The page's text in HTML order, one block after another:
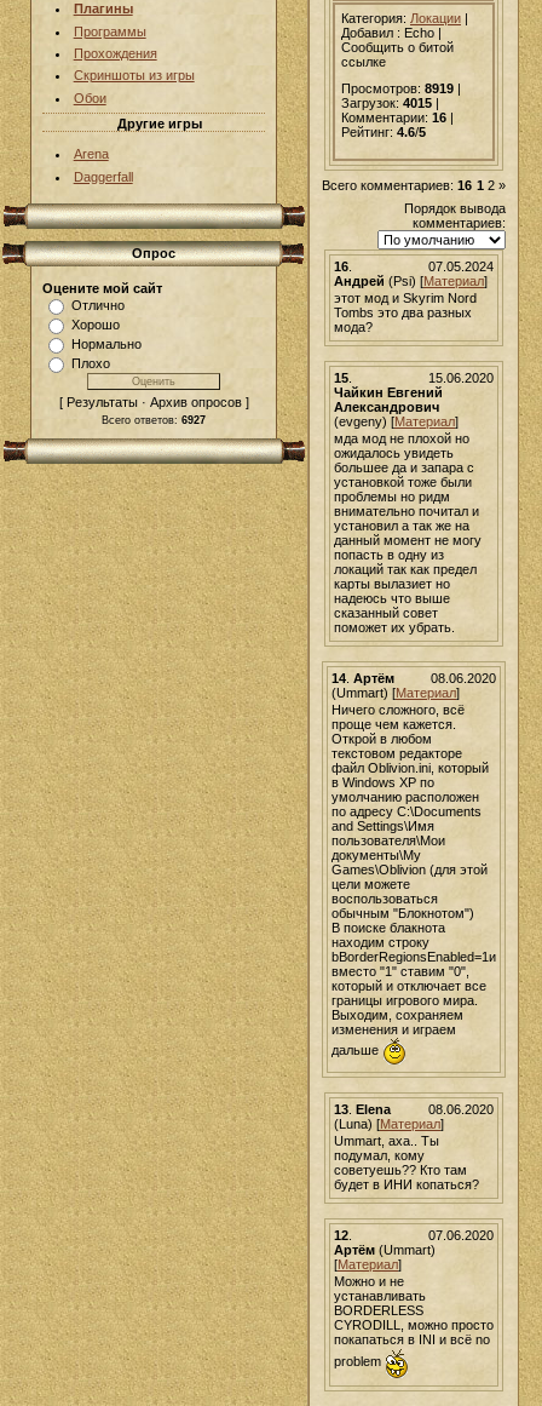
Плагины
Программы
Прохождения
Скриншоты из игры
Обои
Другие игры
Arena
Daggerfall
Опрос
Оцените мой сайт
Отлично
Хорошо
Нормально
Плохо
[ Результаты · Архив опросов ]
Всего ответов: 6927
Категория: Локации |
Добавил : Echo |
Сообщить о битой
ссылке
Просмотров: 8919
Загрузок: 4015
Комментарии: 16
Рейтинг: 4.6/5
Всего комментариев: 16 1 2 »
Порядок вывода
комментариев:
07.05.2024
16
Андрей (Psi) [Материал]
этот мод и Skyrim Nord
Tombs это два разных
мода?
15.06.2020
15
Чайкин Евгений
Александрович
(evgeny) [Материал]
мда мод не плохой но
ожидалось увидеть
большее да и запара с
установкой тоже были
проблемы но ридм
внимательно почитал и
установил а так же на
данный момент не могу
попасть в одну из
локаций так как предел
карты вылазиет но
надеюсь что выше
сказанный совет
поможет их убрать.
08.06.2020
14 Артём
(Ummart) [Материал]
Ничего сложного, всё
проще чем кажется.
Открой в любом
текстовом редакторе
файл Oblivion.ini, который
в Windows XP по
умолчанию расположен
по адресу C:\Documents
and Settings\Имя
пользователя\Мои
документы\My
Games\Oblivion (для этой
цели можете
воспользоваться
обычным "Блокнотом")
В поиске блакнота
находим строку
bBorderRegionsEnabled=1и
вместо "1" ставим "0",
который и отключает все
границы игрового мира.
Выходим, сохраняем
изменения и играем
дальше
08.06.2020
13 Elena
(Luna) [Материал]
Ummart, аха.. Ты
подумал, кому
советуешь?? Кто там
будет в ИНИ копаться?
07.06.2020
12
Артём (Ummart)
[Материал]
Можно и не
устанавливать
BORDERLESS
CYRODILL, можно просто
покапаться в INI и всё no
problem